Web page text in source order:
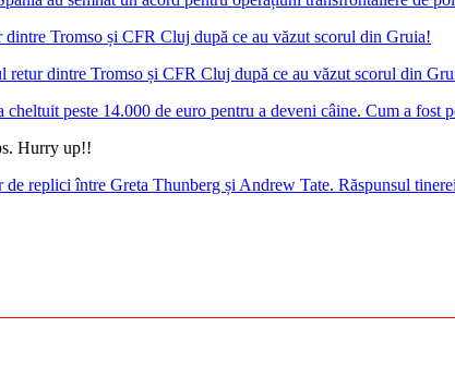
retur dintre Tromso și CFR Cluj după ce au văzut scorul din
cheltuit peste 14.000 de euro pentru a deveni câine. Cum a fost
Hurry up!!
de replici între Greta Thunberg și Andrew Tate. Răspunsul